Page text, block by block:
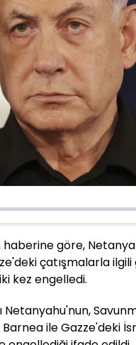
haberine göre,
çatışmalarla
kez engelledi.
Barnea ile Gazze'deki